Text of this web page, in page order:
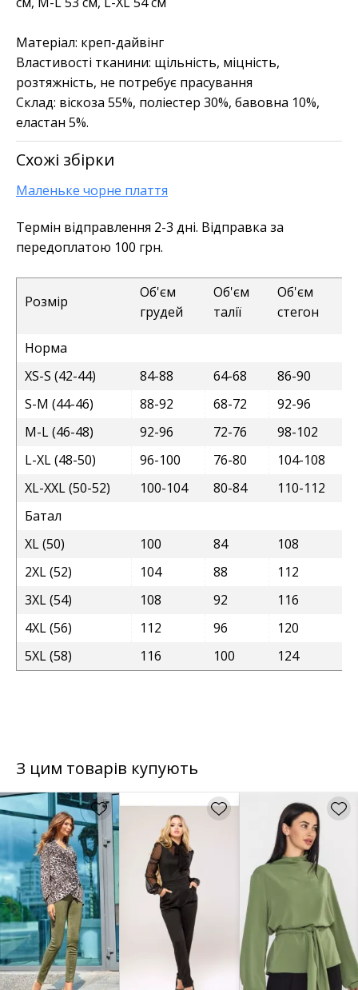
Матеріал: креп-дайвінг
Властивості тканини: щільність, міцність,
розтяжність, не потребує прасування
Склад: віскоза 55%, поліестер 30%, бавовна 10%,
еластан 5%.
Схожі збірки
Маленьке чорне плаття
Термін відправлення 2-3 дні. Відправка за
передоплатою 100 грн.
Розмір
Об'єм
грудей
Об'єм
талії
Об'єм
стегон
Норма
XS-S (42-44)
84-88 64-68
86-90
S-M (44-46)
88-92 68-72
92-96
M-L (46-48)
92-96 72-76
98-102
L-XL (48-50)
96-100 76-80
104-108
XL-XXL (50-52)
100-104 80-84
110-112
Батал
XL (50)
100 84
108
2XL (52)
104 88
112
3XL (54)
108 92
116
4XL (56)
112 96
120
5XL (58)
116 100 124
З цим товарів купують